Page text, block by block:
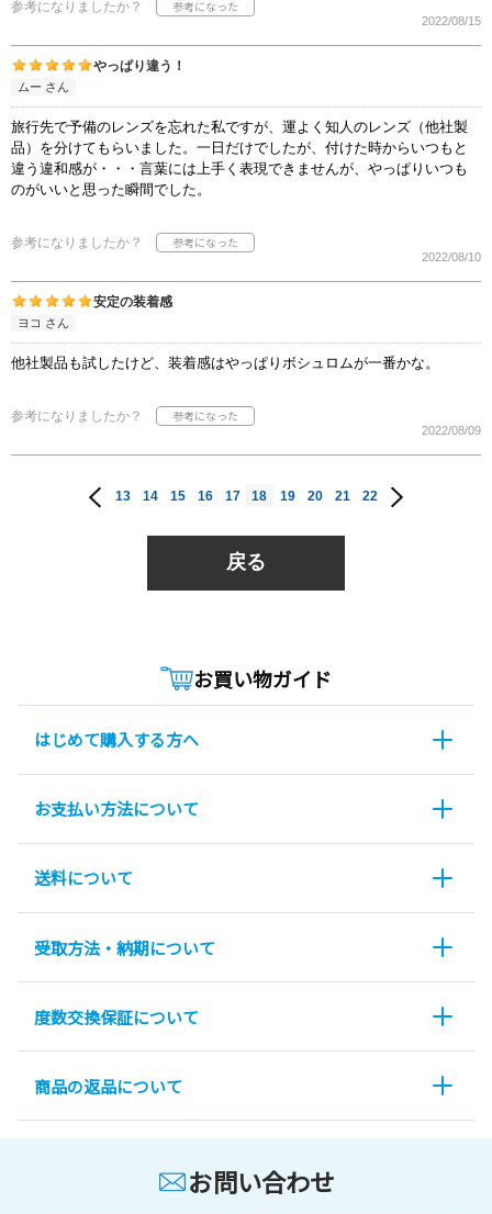
参考になりましたか？
2022/08/15
やっぱり違う！
ムー さん
旅行先で予備のレンズを忘れた私ですが、運よく知人のレンズ（他社製
品）を分けてもらいました。一日だけでしたが、付けた時からいつもと
違う違和感が・・・言葉には上手く表現できませんが、やっぱりいつも
のがいいと思った瞬間でした。
参考になりましたか？
2022/08/10
安定の装着感
ヨコ さん
他社製品も試したけど、装着感はやっぱりボシュロムが一番かな。
参考になりましたか？
2022/08/09
13 14 15 16 17 18 19 20 21 22
戻る
お買い物ガイド
はじめて購入する方へ
お支払い方法について
送料について
受取方法・納期について
度数交換保証について
商品の返品について
お問い合わせ